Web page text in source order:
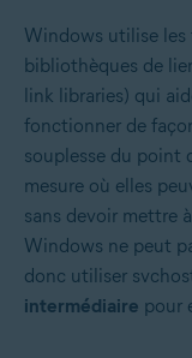
Windows utilise les
bibliothèques de
link libraries) qui
fonctionner de
souplesse du point
mesure où elles
sans devoir mettre
Windows ne peut
donc utiliser
intermédiaire pour